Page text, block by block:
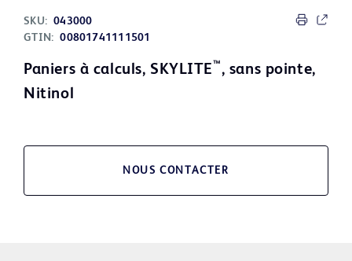
SKU: 043000
GTIN: 00801741111501
Paniers à calculs, SKYLITE™ , sans pointe,
Nitinol
NOUS CONTACTER